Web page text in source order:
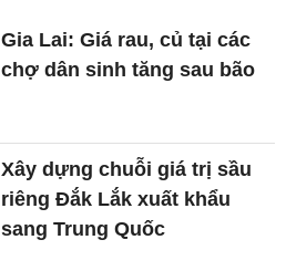
Gia Lai: Giá rau, củ tại các
chợ dân sinh tăng sau bão
Xây dựng chuỗi giá trị sầu
riêng Đắk Lắk xuất khẩu
sang Trung Quốc